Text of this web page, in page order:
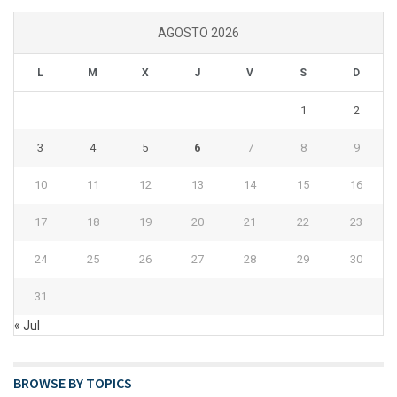
AGOSTO 2026
L M X J V S D
1 2
3 4 5 6 7 8 9
10 11 12 13 14 15 16
17 18 19 20 21 22 23
24 25 26 27 28 29 30
31
« Jul
BROWSE BY TOPICS